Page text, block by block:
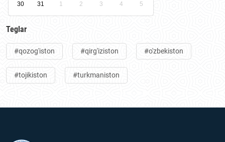
30 31 1 2 3 4 5
Teglar
#qozog'iston #qirg'iziston #o'zbekiston
#tojikiston #turkmaniston